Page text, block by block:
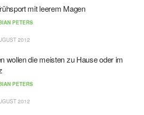
mit leerem Magen
PETERS
2012
wollen die meisten zu Hause oder im
PETERS
2012